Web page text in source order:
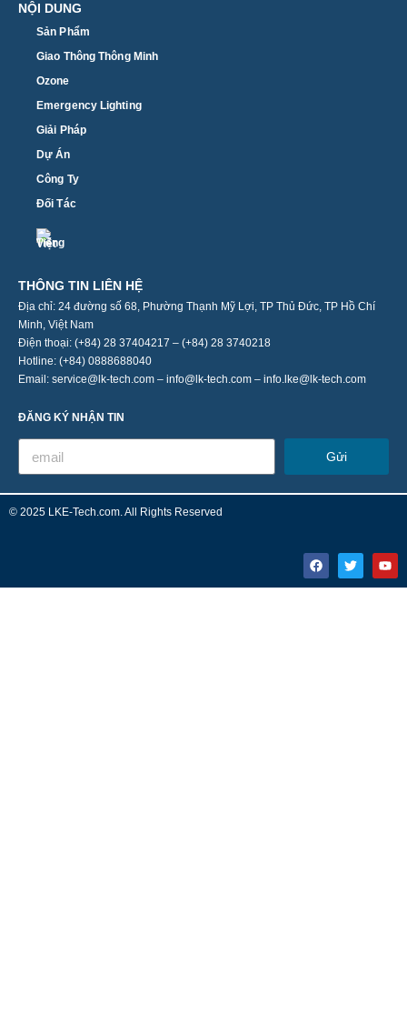
NỘI DUNG
Sản Phẩm
Giao Thông Thông Minh
Ozone
Emergency Lighting
Giải Pháp
Dự Án
Công Ty
Đối Tác
THÔNG TIN LIÊN HỆ
Địa chỉ: 24 đường số 68, Phường Thạnh Mỹ Lợi, TP Thủ Đức, TP Hồ Chí
Minh, Việt Nam
Điện thoại: (+84) 28 37404217 – (+84) 28 3740218
Hotline: (+84) 0888688040
Email: service@lk-tech.com – info@lk-tech.com – info.lke@lk-tech.com
ĐĂNG KÝ NHẬN TIN
Gửi
© 2025 LKE-Tech.com. All Rights Reserved